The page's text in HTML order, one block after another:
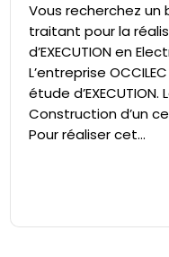
Vous recherchez un
traitant pour la
d’EXECUTION en
L’entreprise
étude
Construction d’un
Pour réaliser cet...